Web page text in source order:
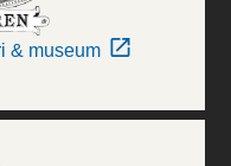
& museum